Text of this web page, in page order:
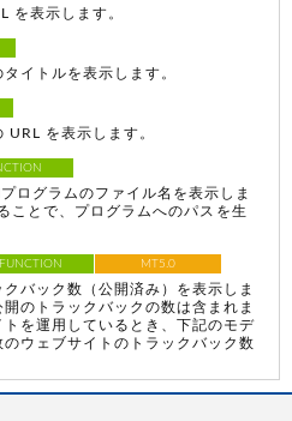
を表示します。
イトルを表示します。
URL を表示します。
ログラムのファイル名を表示しま
ことで、プログラムへのパスを生
FUNCTION MT5.0
バック数（公開済み）を表示しま
のトラックバックの数は含まれま
を運用しているとき、下記のモデ
ウェブサイトのトラックバック数